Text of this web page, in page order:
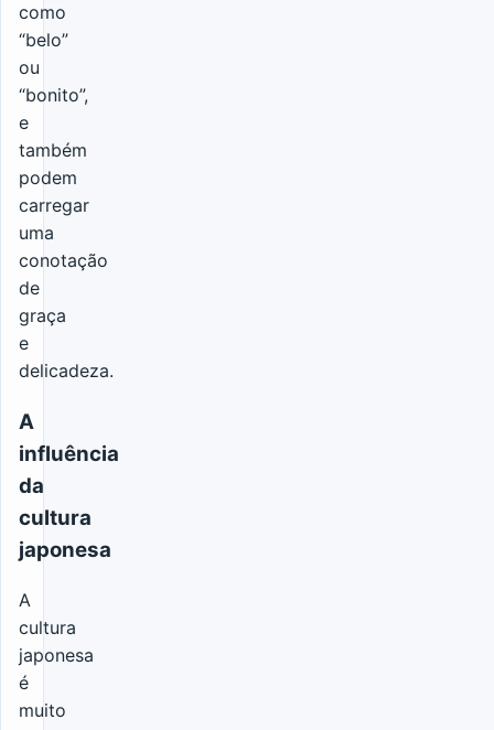
como
“belo”
ou
“bonito”,
e
também
podem
carregar
uma
conotação
de
graça
e
delicadeza.
A
influência
da
cultura
japonesa
A
cultura
japonesa
é
muito